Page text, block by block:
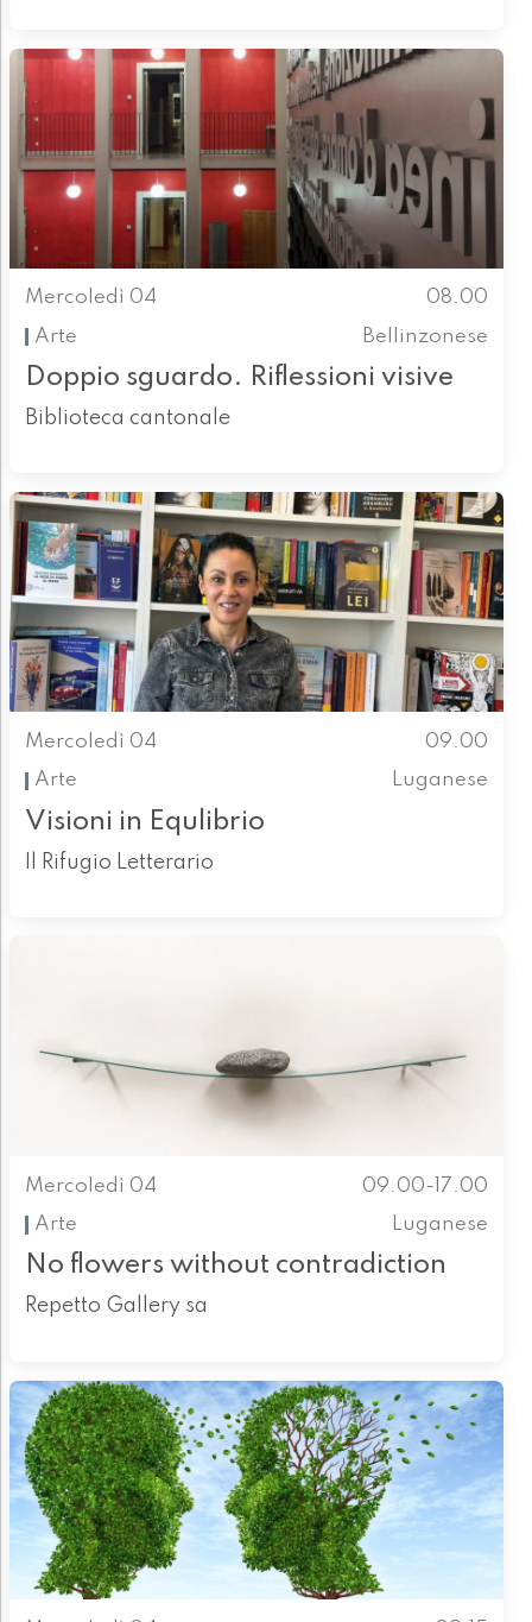
Mercoledì 04
08.00
Arte
Bellinzonese
Doppio sguardo. Riflessioni visive
Biblioteca cantonale
Mercoledì 04
09.00
Arte
Luganese
Visioni in Equlibrio
Il Rifugio Letterario
Mercoledì 04
09.00-17.00
Arte
Luganese
No flowers without contradiction
Repetto Gallery sa